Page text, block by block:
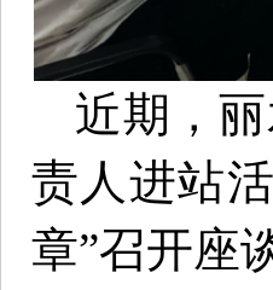
近期，
责人进站
章”召开座